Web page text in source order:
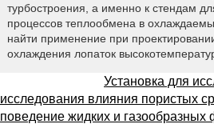
турбостроения, а именно к стендам
процессов теплообмена в
найти применение при
охлаждения лопаток
Установка для
исследования влияния пористых
поведение жидких и